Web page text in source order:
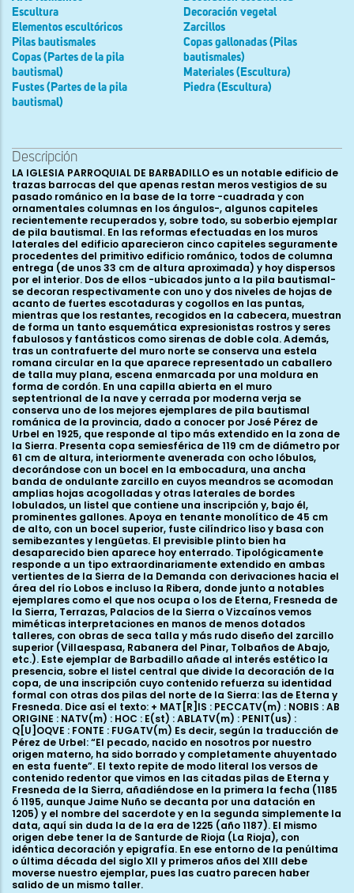
Escultura
Elementos escultóricos
Pilas bautismales
Copas (Partes de la pila
bautismal)
Fustes (Partes de la pila
bautismal)
Decoración vegetal
Zarcillos
Copas gallonadas (Pilas
bautismales)
Materiales (Escultura)
Piedra (Escultura)
Descripción
LA IGLESIA PARROQUIAL DE BARBADILLO es un notable edificio de
trazas barrocas del que apenas restan meros vestigios de su
pasado románico en la base de la torre -cuadrada y con
ornamentales columnas en los ángulos-, algunos capiteles
recientemente recuperados y, sobre todo, su soberbio ejemplar
de pila bautismal. En las reformas efectuadas en los muros
laterales del edificio aparecieron cinco capiteles seguramente
procedentes del primitivo edificio románico, todos de columna
entrega (de unos 33 cm de altura aproximada) y hoy dispersos
por el interior. Dos de ellos -ubicados junto a la pila bautismal-
se decoran respectivamente con uno y dos niveles de hojas de
acanto de fuertes escotaduras y cogollos en las puntas,
mientras que los restantes, recogidos en la cabecera, muestran
de forma un tanto esquemática expresionistas rostros y seres
fabulosos y fantásticos como sirenas de doble cola. Además,
tras un contrafuerte del muro norte se conserva una estela
romana circular en la que aparece representado un caballero
de talla muy plana, escena enmarcada por una moldura en
forma de cordón. En una capilla abierta en el muro
septentrional de la nave y cerrada por moderna verja se
conserva uno de los mejores ejemplares de pila bautismal
románica de la provincia, dado a conocer por José Pérez de
Urbel en 1925, que responde al tipo más extendido en la zona de
la Sierra. Presenta copa semiesférica de 119 cm de diámetro por
61 cm de altura, interiormente avenerada con ocho lóbulos,
decorándose con un bocel en la embocadura, una ancha
banda de ondulante zarcillo en cuyos meandros se acomodan
amplias hojas acogolladas y otras laterales de bordes
lobulados, un listel que contiene una inscripción y, bajo él,
prominentes gallones. Apoya en tenante monolítico de 45 cm
de alto, con un bocel superior, fuste cilíndrico liso y basa con
semibezantes y lengüetas. El previsible plinto bien ha
desaparecido bien aparece hoy enterrado. Tipológicamente
responde a un tipo extraordinariamente extendido en ambas
vertientes de la Sierra de la Demanda con derivaciones hacia el
área del río Lobos e incluso la Ribera, donde junto a notables
ejemplares como el que nos ocupa o los de Eterna, Fresneda de
la Sierra, Terrazas, Palacios de la Sierra o Vizcaínos vemos
miméticas interpretaciones en manos de menos dotados
talleres, con obras de seca talla y más rudo diseño del zarcillo
superior (Villaespasa, Rabanera del Pinar, Tolbaños de Abajo,
etc.). Este ejemplar de Barbadillo añade al interés estético la
presencia, sobre el listel central que divide la decoración de la
copa, de una inscripción cuyo contenido refuerza su identidad
formal con otras dos pilas del norte de la Sierra: las de Eterna y
Fresneda. Dice así el texto: + MAT[R]IS : PECCATV(m) : NOBIS : AB
ORIGINE : NATV(m) : HOC : E(st) : ABLATV(m) : PENIT(us) :
Q[U]OQVE : FONTE : FUGATV(m) Es decir, según la traducción de
Pérez de Urbel: “El pecado, nacido en nosotros por nuestro
origen materno, ha sido borrado y completamente ahuyentado
en esta fuente”. El texto repite de modo literal los versos de
contenido redentor que vimos en las citadas pilas de Eterna y
Fresneda de la Sierra, añadiéndose en la primera la fecha (1185
ó 1195, aunque Jaime Nuño se decanta por una datación en
1205) y el nombre del sacerdote y en la segunda simplemente la
data, aquí sin duda la de la era de 1225 (año 1187). El mismo
origen debe tener la de Santurde de Rioja (La Rioja), con
idéntica decoración y epigrafía. En ese entorno de la penúltima
o última década del siglo XII y primeros años del XIII debe
moverse nuestro ejemplar, pues las cuatro parecen haber
salido de un mismo taller.